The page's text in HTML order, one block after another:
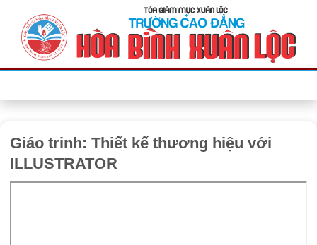
Giáo trinh: Thiết kế thương hiệu với
ILLUSTRATOR